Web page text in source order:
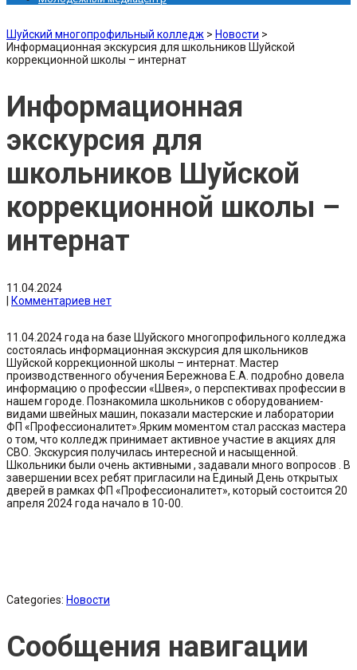
Шуйский многопрофильный колледж > Новости >
Информационная экскурсия для школьников Шуйской
коррекционной школы – интернат
Информационная
экскурсия для
школьников Шуйской
коррекционной школы –
интернат
11.04.2024
Комментариев нет
11.04.2024 года на базе Шуйского многопрофильного колледжа
состоялась информационная экскурсия для школьников
Шуйской коррекционной школы – интернат. Мастер
производственного обучения Бережнова Е.А. подробно довела
информацию о профессии «Швея», о перспективах профессии в
нашем городе. Познакомила школьников с оборудованием-
видами швейных машин, показали мастерские и лаборатории
ФП «Профессионалитет».Ярким моментом стал рассказ мастера
о том, что колледж принимает активное участие в акциях для
СВО. Экскурсия получилась интересной и насыщенной.
Школьники были очень активными , задавали много вопросов . В
завершении всех ребят пригласили на Единый День открытых
дверей в рамках ФП «Профессионалитет», который состоится 20
апреля 2024 года начало в 10-00.
Categories: Новости
Сообщения навигации